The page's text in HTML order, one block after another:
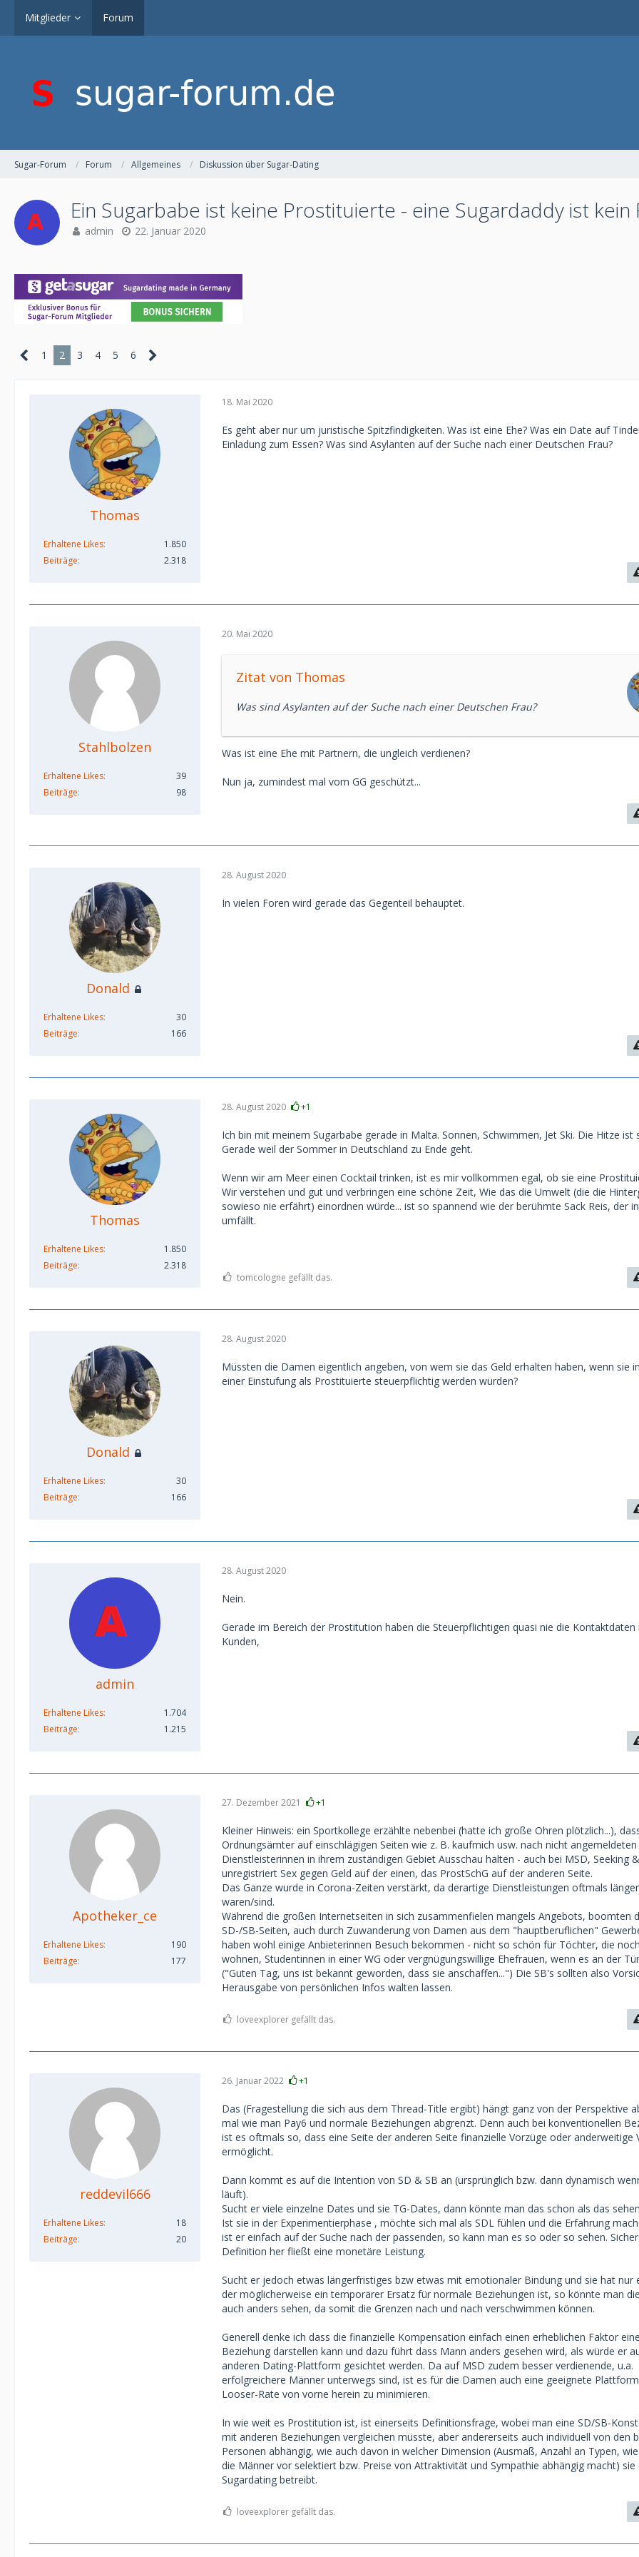
Mitglieder Forum
Sugar-Forum Forum Allgemeines Diskussion über Sugar-Dating
Ein Sugarbabe ist keine Prostituierte - eine Sugardaddy ist kein
admin 22. Januar 2020
1 2 3 4 5 6
Thomas
Erhaltene Likes
1.850
Beiträge
2.318
18. Mai 2020
Es geht aber nur um juristische Spitzfindigkeiten. Was ist eine Ehe? Was ein Date auf
Einladung zum Essen? Was sind Asylanten auf der Suche nach einer Deutschen Frau?
Stahlbolzen
Erhaltene Likes
39
Beiträge
98
20. Mai 2020
Zitat von Thomas
Was sind Asylanten auf der Suche nach einer Deutschen Frau?
Was ist eine Ehe mit Partnern, die ungleich verdienen?
Nun ja, zumindest mal vom GG geschützt...
Donald
Erhaltene Likes
30
Beiträge
166
28. August 2020
In vielen Foren wird gerade das Gegenteil behauptet.
Thomas
Erhaltene Likes
1.850
Beiträge
2.318
28. August 2020 +1
Ich bin mit meinem Sugarbabe gerade in Malta. Sonnen, Schwimmen, Jet Ski. Die Hitze ist
Gerade weil der Sommer in Deutschland zu Ende geht.
Wenn wir am Meer einen Cocktail trinken, ist es mir vollkommen egal, ob sie eine
Wir verstehen und gut und verbringen eine schöne Zeit, Wie das die Umwelt (die die
sowieso nie erfährt) einordnen würde... ist so spannend wie der berühmte Sack Reis, der
umfällt.
tomcologne gefällt das.
Donald
Erhaltene Likes
30
Beiträge
166
28. August 2020
Müssten die Damen eigentlich angeben, von wem sie das Geld erhalten haben, wenn sie
einer Einstufung als Prostituierte steuerpflichtig werden würden?
admin
Erhaltene Likes
1.704
Beiträge
1.215
28. August 2020
Nein.
Gerade im Bereich der Prostitution haben die Steuerpflichtigen quasi nie die Kontaktdaten
Kunden,
Apotheker_ce
Erhaltene Likes
190
Beiträge
177
27. Dezember 2021 +1
Kleiner Hinweis: ein Sportkollege erzählte nebenbei (hatte ich große Ohren plötzlich...),
Ordnungsämter auf einschlägigen Seiten wie z. B. kaufmich usw. nach nicht angemeldeten
Dienstleisterinnen in ihrem zuständigen Gebiet Ausschau halten - auch bei MSD, Seeking
unregistriert Sex gegen Geld auf der einen, das ProstSchG auf der anderen Seite.
Das Ganze wurde in Corona-Zeiten verstärkt, da derartige Dienstleistungen oftmals
waren/sind.
Während die großen Internetseiten in sich zusammenfielen mangels Angebots, boomten
SD-/SB-Seiten, auch durch Zuwanderung von Damen aus dem "hauptberuflichen"
haben wohl einige Anbieterinnen Besuch bekommen - nicht so schön für Töchter, die
wohnen, Studentinnen in einer WG oder vergnügungswillige Ehefrauen, wenn es an der
("Guten Tag, uns ist bekannt geworden, dass sie anschaffen...") Die SB's sollten also
Herausgabe von persönlichen Infos walten lassen.
loveexplorer gefällt das.
reddevil666
Erhaltene Likes
18
Beiträge
20
26. Januar 2022 +1
Das (Fragestellung die sich aus dem Thread-Title ergibt) hängt ganz von der Perspektive
mal wie man Pay6 und normale Beziehungen abgrenzt. Denn auch bei konventionellen
ist es oftmals so, dass eine Seite der anderen Seite finanzielle Vorzüge oder anderweitige
ermöglicht.
Dann kommt es auf die Intention von SD & SB an (ursprünglich bzw. dann dynamisch
läuft).
Sucht er viele einzelne Dates und sie TG-Dates, dann könnte man das schon als das
Ist sie in der Experimentierphase , möchte sich mal als SDL fühlen und die Erfahrung
ist er einfach auf der Suche nach der passenden, so kann man es so oder so sehen.
Definition her fließt eine monetäre Leistung.
Sucht er jedoch etwas längerfristiges bzw etwas mit emotionaler Bindung und sie hat nur
der möglicherweise ein temporärer Ersatz für normale Beziehungen ist, so könnte man
auch anders sehen, da somit die Grenzen nach und nach verschwimmen können.
Generell denke ich dass die finanzielle Kompensation einfach einen erheblichen Faktor
Beziehung darstellen kann und dazu führt dass Mann anders gesehen wird, als würde er
anderen Dating-Plattform gesichtet werden. Da auf MSD zudem besser verdienende, u.a.
erfolgreichere Männer unterwegs sind, ist es für die Damen auch eine geeignete
Looser-Rate von vorne herein zu minimieren.
In wie weit es Prostitution ist, ist einerseits Definitionsfrage, wobei man eine SD/SB-
mit anderen Beziehungen vergleichen müsste, aber andererseits auch individuell von den
Personen abhängig, wie auch davon in welcher Dimension (Ausmaß, Anzahl an Typen,
die Männer vor selektiert bzw. Preise von Attraktivität und Sympathie abhängig macht) sie
Sugardating betreibt.
loveexplorer gefällt das.